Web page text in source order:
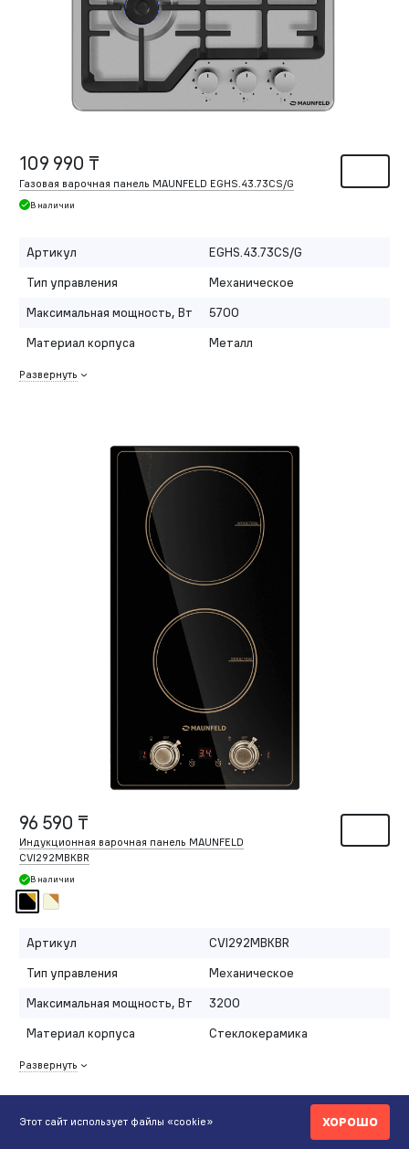
109 990 ₸
Газовая варочная панель MAUNFELD EGHS.43.73CS/G
В наличии
Артикул
EGHS.43.73CS/G
Тип управления
Механическое
Максимальная мощность, Вт
5700
Материал корпуса
Металл
Развернуть
96 590 ₸
Индукционная варочная панель MAUNFELD
CVI292MBKBR
В наличии
Артикул
CVI292MBKBR
Тип управления
Механическое
Максимальная мощность, Вт
3200
Материал корпуса
Стеклокерамика
Развернуть
Этот сайт использует файлы «cookie» ХОРОШО